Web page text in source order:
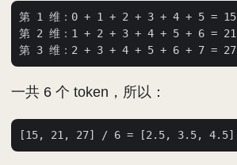
第 1 维：0 + 1 + 2 + 3 + 4 + 5 = 15
第 2 维：1 + 2 + 3 + 4 + 5 + 6 = 21
一共 6 个 token，所以：